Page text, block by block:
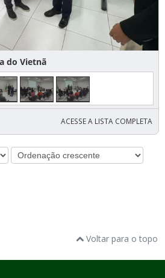
do Vietnã
ACESSE A LISTA COMPLETA
Voltar para o topo